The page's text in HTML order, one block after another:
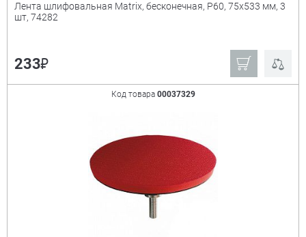
Лента шлифовальная Matrix, бесконечная, P60, 75х533 мм, 3
шт, 74282
233₽
Код товара 00037329